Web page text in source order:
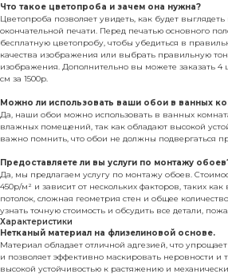
Что такое цветопроба и зачем она нужна?
Цветопроба позволяет увидеть, как будет
окончательной печати. Перед печатью основного
бесплатную цветопробу, чтобы убедиться в
качества изображения или выбрать правильную
изображения. Дополнительно вы можете заказать 4
см за 1500р.
Можно ли использовать ваши обои в ванных
Да, наши обои можно использовать в ванных
влажных помещений, так как обладают высокой
важно помнить, что обои не должны подвергаться
Предоставляете ли вы услуги по монтажу
Да, мы предлагаем услугу по монтажу обоев.
450р/м² и зависит от нескольких факторов, таких
потолок, сложная геометрия стен и общее
узнать точную стоимость и обсудить все детали,
Характеристики
Нетканый материал на флизелиновой основе.
Материал обладает отличной адгезией, что
и позволяет эффективно маскировать неровности и
высокой устойчивостью к растяжению и